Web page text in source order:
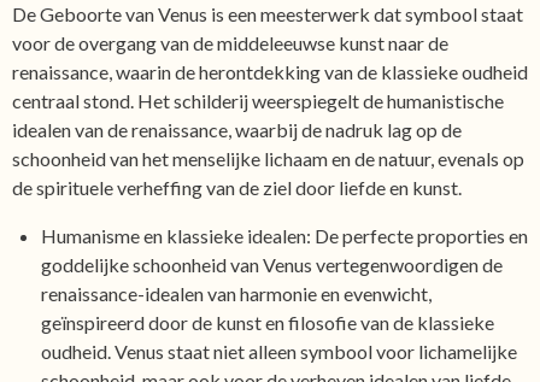
De Geboorte van Venus is een meesterwerk dat symbool staat
voor de overgang van de middeleeuwse kunst naar de
renaissance, waarin de herontdekking van de klassieke oudheid
centraal stond. Het schilderij weerspiegelt de humanistische
idealen van de renaissance, waarbij de nadruk lag op de
schoonheid van het menselijke lichaam en de natuur, evenals op
de spirituele verheffing van de ziel door liefde en kunst.
Humanisme en klassieke idealen: De perfecte proporties en
goddelijke schoonheid van Venus vertegenwoordigen de
renaissance-idealen van harmonie en evenwicht,
geïnspireerd door de kunst en filosofie van de klassieke
oudheid. Venus staat niet alleen symbool voor lichamelijke